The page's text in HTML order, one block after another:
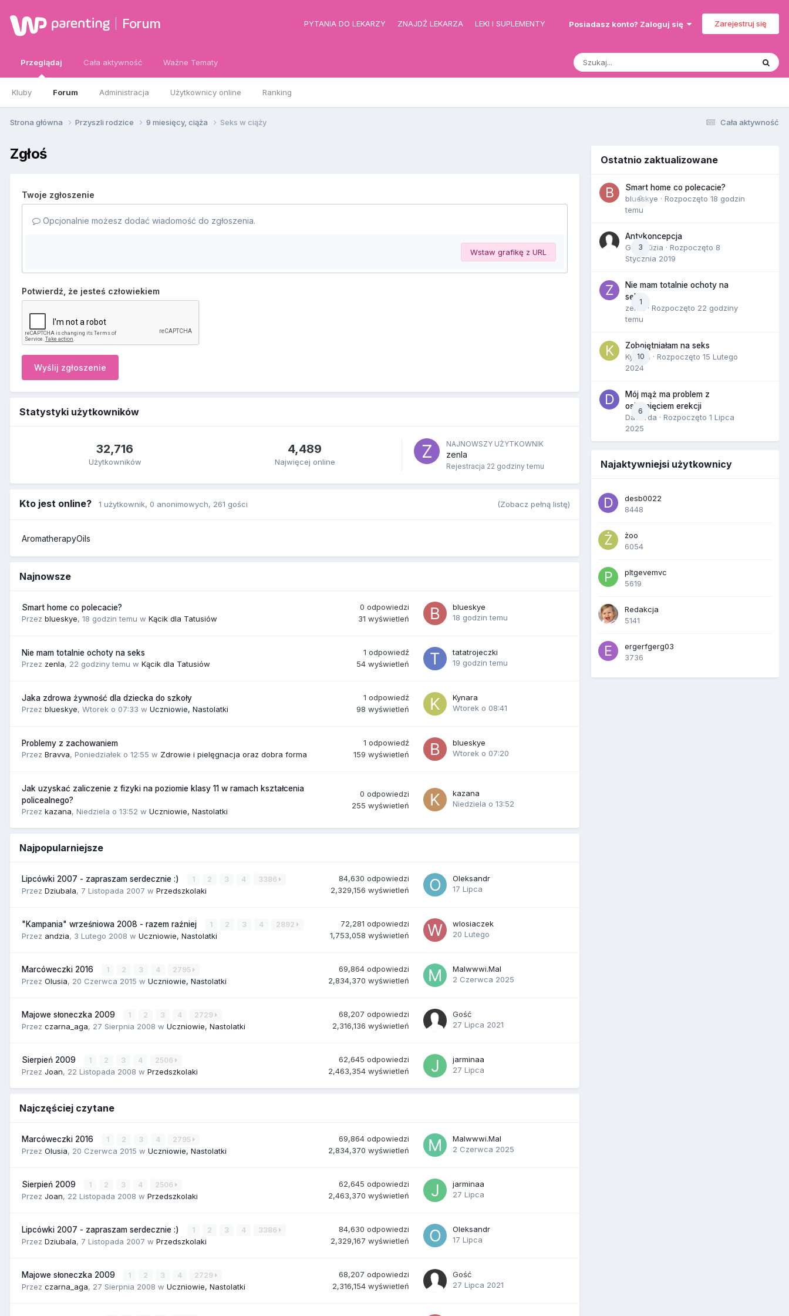
Forum PYTANIA DO LEKARZY ZNAJDŹ LEKARZA LEKI I SUPLEMENTY Posiadasz konto? Zaloguj się Zarejestruj się
Przeglądaj
Kluby Forum Administracja Użytkownicy online Ranking
Cała aktywność Ważne Tematy
Cała aktywność
Strona główna Przyszli rodzice 9 miesięcy, ciąża Seks w ciąży
Zgłoś
Twoje zgłoszenie
Opcjonalnie możesz dodać wiadomość do zgłoszenia.
Wstaw grafikę z URL
Potwierdź, że jesteś człowiekiem
Wyślij zgłoszenie
Statystyki użytkowników
32,716
Użytkowników
4,489
Najwięcej online
NAJNOWSZY UŻYTKOWNIK
zenla
Rejestracja 22 godziny temu
Kto jest online? 1 użytkownik, 0 anonimowych, 261 gości (Zobacz pełną listę)
AromatherapyOils
Najnowsze
Smart home co polecacie?
Przez blueskye, 18 godzin temu w Kącik dla Tatusiów
0 odpowiedzi
31 wyświetleń
blueskye
18 godzin temu
Nie mam totalnie ochoty na seks
Przez zenla, 22 godziny temu w Kącik dla Tatusiów
1 odpowiedź
54 wyświetleń
tatatrojeczki
19 godzin temu
Jaka zdrowa żywność dla dziecka do szkoły
Przez blueskye, Wtorek o 07:33 w Uczniowie, Nastolatki
1 odpowiedź
98 wyświetleń
Kynara
Wtorek o 08:41
Problemy z zachowaniem
Przez Bravva, Poniedziałek o 12:55 w Zdrowie i pielęgnacja oraz dobra forma
1 odpowiedź
159 wyświetleń
blueskye
Wtorek o 07:20
Jak uzyskać zaliczenie z fizyki na poziomie klasy 11 w ramach kształcenia
policealnego?
Przez kazana, Niedziela o 13:52 w Uczniowie, Nastolatki
0 odpowiedzi
255 wyświetleń
kazana
Niedziela o 13:52
Najpopularniejsze
Lipcówki 2007 - zapraszam serdecznie :) 1 2 3 4 3386
Przez Dziubala, 7 Listopada 2007 w Przedszkolaki
84,630 odpowiedzi
2,329,156 wyświetleń
Oleksandr
17 Lipca
"Kampania" wrześniowa 2008 - razem raźniej 1 2 3 4 2892
Przez andzia, 3 Lutego 2008 w Uczniowie, Nastolatki
72,281 odpowiedzi
1,753,058 wyświetleń
wlosiaczek
20 Lutego
Marcóweczki 2016 1 2 3 4 2795
Przez Olusia, 20 Czerwca 2015 w Uczniowie, Nastolatki
69,864 odpowiedzi
2,834,370 wyświetleń
Malwwwi.Mal
2 Czerwca 2025
Majowe słoneczka 2009 1 2 3 4 2729
Przez czarna_aga, 27 Sierpnia 2008 w Uczniowie, Nastolatki
68,207 odpowiedzi
2,316,136 wyświetleń
Gość
27 Lipca 2021
Sierpień 2009 1 2 3 4 2506
Przez Joan, 22 Listopada 2008 w Przedszkolaki
62,645 odpowiedzi
2,463,354 wyświetleń
jarminaa
27 Lipca
Najczęściej czytane
Marcóweczki 2016 1 2 3 4 2795
Przez Olusia, 20 Czerwca 2015 w Uczniowie, Nastolatki
69,864 odpowiedzi
2,834,370 wyświetleń
Malwwwi.Mal
2 Czerwca 2025
Sierpień 2009 1 2 3 4 2506
Przez Joan, 22 Listopada 2008 w Przedszkolaki
62,645 odpowiedzi
2,463,370 wyświetleń
jarminaa
27 Lipca
Lipcówki 2007 - zapraszam serdecznie :) 1 2 3 4 3386
Przez Dziubala, 7 Listopada 2007 w Przedszkolaki
84,630 odpowiedzi
2,329,167 wyświetleń
Oleksandr
17 Lipca
Majowe słoneczka 2009 1 2 3 4 2729
Przez czarna_aga, 27 Sierpnia 2008 w Uczniowie, Nastolatki
68,207 odpowiedzi
2,316,154 wyświetleń
Gość
27 Lipca 2021
Ostatnio zaktualizowane
0
Smart home co polecacie?
blueskye · Rozpoczęto 18 godzin
temu
3
Antykoncepcja
Gość Kizia · Rozpoczęto 8
Stycznia 2019
1
Nie mam totalnie ochoty na
seks
zenla
· Rozpoczęto 22 godziny
temu
10
Zobojętniałam na seks
Kynara · Rozpoczęto 15 Lutego
2024
6
Mój mąż ma problem z
osiągnięciem erekcji
Dafiorda · Rozpoczęto 1 Lipca
2025
Najaktywniejsi użytkownicy
desb0022
8448
żoo
6054
pltgevemvc
5619
Redakcja
5141
ergerfgerg03
3736